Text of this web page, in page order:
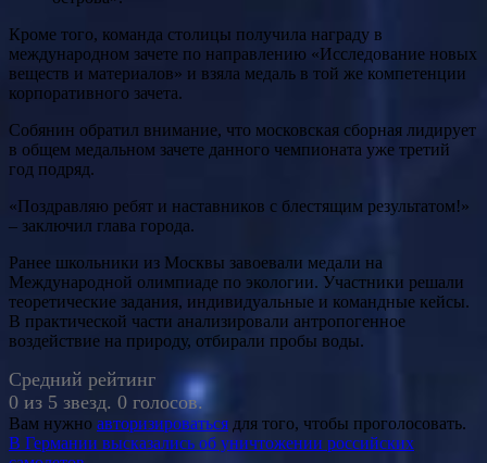
Кроме того, команда столицы получила награду в
международном зачете по направлению «Исследование новых
веществ и материалов» и взяла медаль в той же компетенции
корпоративного зачета.
Собянин обратил внимание, что московская сборная лидирует
в общем медальном зачете данного чемпионата уже третий
год подряд.
«Поздравляю ребят и наставников с блестящим результатом!»
– заключил глава города.
Ранее школьники из Москвы завоевали медали на
Международной олимпиаде по экологии. Участники решали
теоретические задания, индивидуальные и командные кейсы.
В практической части анализировали антропогенное
воздействие на природу, отбирали пробы воды.
Средний рейтинг
0 из 5 звезд. 0 голосов.
Вам нужно авторизироваться для того, чтобы проголосовать.
Навигация
В Германии высказались об уничтожении российских